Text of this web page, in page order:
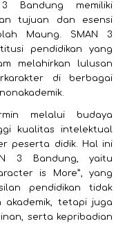
Bandung memiliki
tujuan dan esensi
Maung. SMAN 3
pendidikan yang
melahirkan lulusan
di berbagai
melalui budaya
kualitas intelektual
peserta didik. Hal ini
3 Bandung, yaitu
is More”, yang
pendidikan tidak
akademik, tetapi juga
serta kepribadian